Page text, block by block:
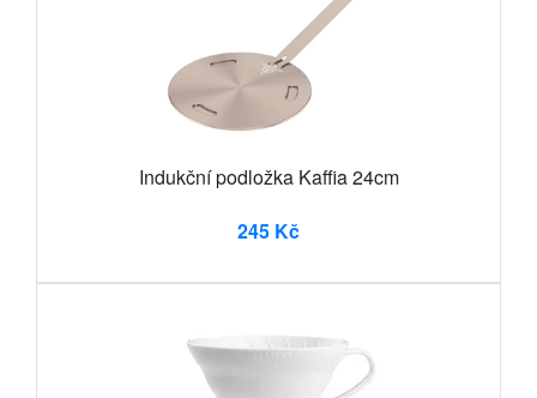
Indukční podložka Kaffia 24cm
245 Kč